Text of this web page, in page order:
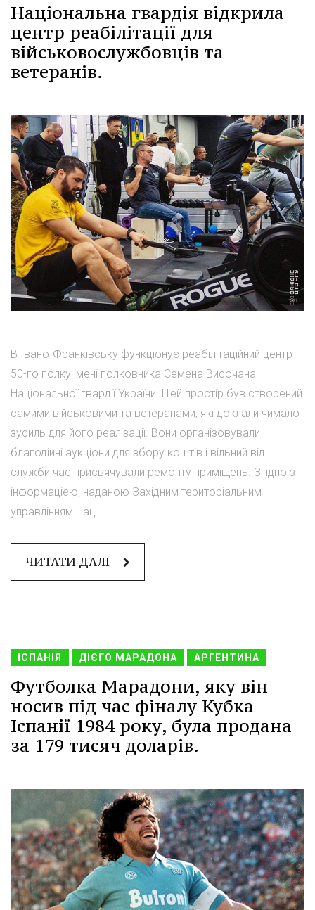
Національна гвардія відкрила
центр реабілітації для
військовослужбовців та
ветеранів.
В Івано-Франківську функціонує реабілітаційний центр
50-го полку імені полковника Семена Височана
Національної гвардії України. Цей простір був створений
самими військовими та ветеранами, які доклали чимало
зусиль для його реалізації. Вони організовували
благодійні аукціони для збору коштів і вільний від
служби час присвячували ремонту приміщень. Згідно з
інформацією, наданою Західним територіальним
управлінням Нац...
ЧИТАТИ ДАЛІ
ІСПАНІЯ ДІЄГО МАРАДОНА АРГЕНТИНА
Футболка Марадони, яку він
носив під час фіналу Кубка
Іспанії 1984 року, була продана
за 179 тисяч доларів.